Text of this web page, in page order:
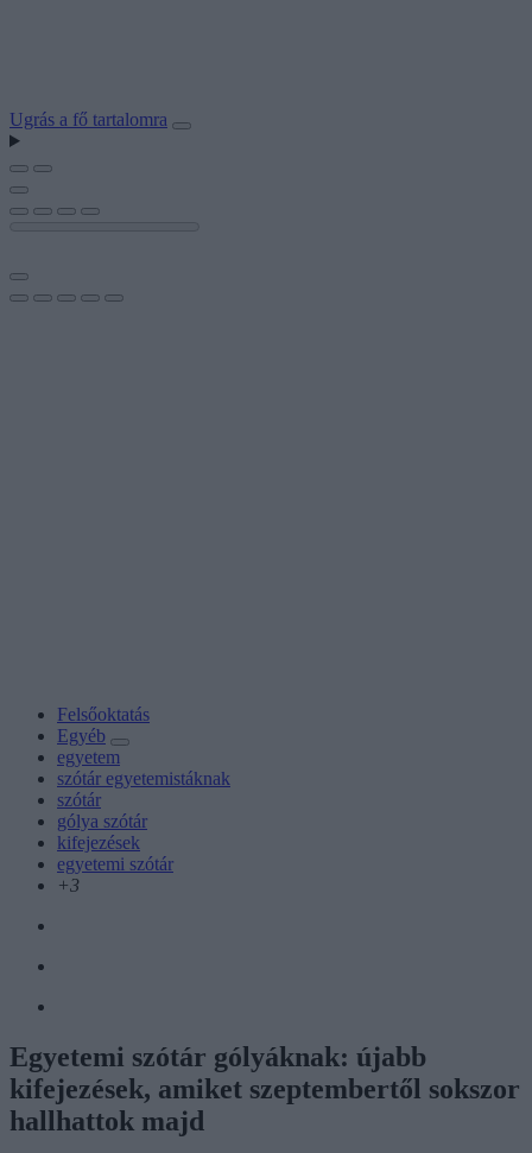
Ugrás a fő tartalomra
Felsőoktatás
Egyéb
egyetem
szótár egyetemistáknak
szótár
gólya szótár
kifejezések
egyetemi szótár
+3
Egyetemi szótár gólyáknak: újabb
kifejezések, amiket szeptembertől sokszor
hallhattok majd